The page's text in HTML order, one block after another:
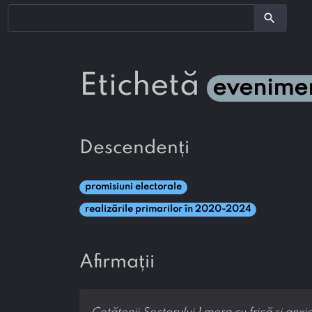
search
etichetă
descendenți
promisiuni electorale
realizările primarilor în 2020-2024
afirmații